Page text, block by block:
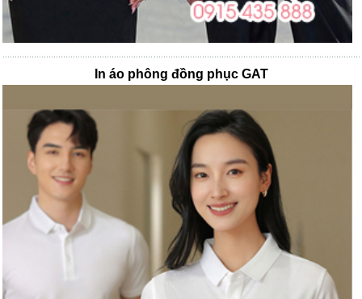
In áo phông đồng phục GAT